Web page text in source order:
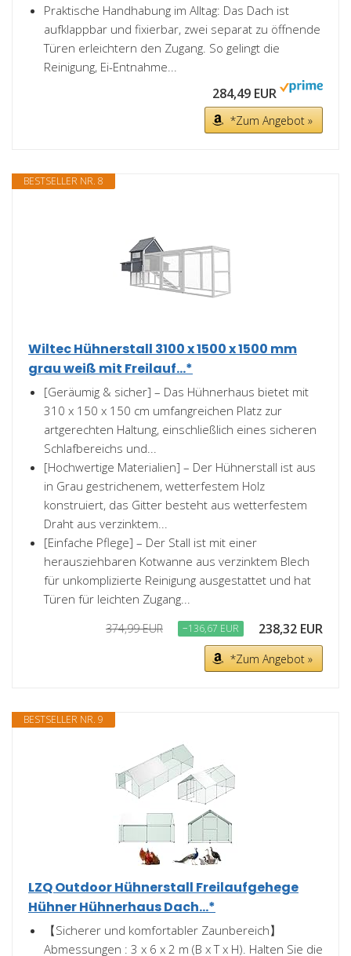
Praktische Handhabung im Alltag: Das Dach ist
aufklappbar und fixierbar, zwei separat zu öffnende
Türen erleichtern den Zugang. So gelingt die
Reinigung, Ei-Entnahme...
284,49 EUR
*Zum Angebot »
BESTSELLER NR. 8
Wiltec Hühnerstall 3100 x 1500 x 1500 mm
grau weiß mit Freilauf...*
[Geräumig & sicher] – Das Hühnerhaus bietet mit
310 x 150 x 150 cm umfangreichen Platz zur
artgerechten Haltung, einschließlich eines sicheren
Schlafbereichs und...
[Hochwertige Materialien] – Der Hühnerstall ist aus
in Grau gestrichenem, wetterfestem Holz
konstruiert, das Gitter besteht aus wetterfestem
Draht aus verzinktem...
[Einfache Pflege] – Der Stall ist mit einer
herausziehbaren Kotwanne aus verzinktem Blech
für unkomplizierte Reinigung ausgestattet und hat
Türen für leichten Zugang...
374,99 EUR −136,67 EUR 238,32 EUR
*Zum Angebot »
BESTSELLER NR. 9
LZQ Outdoor Hühnerstall Freilaufgehege
Hühner Hühnerhaus Dach...*
【Sicherer und komfortabler Zaunbereich】
Abmessungen : 3 x 6 x 2 m (B x T x H). Halten Sie die